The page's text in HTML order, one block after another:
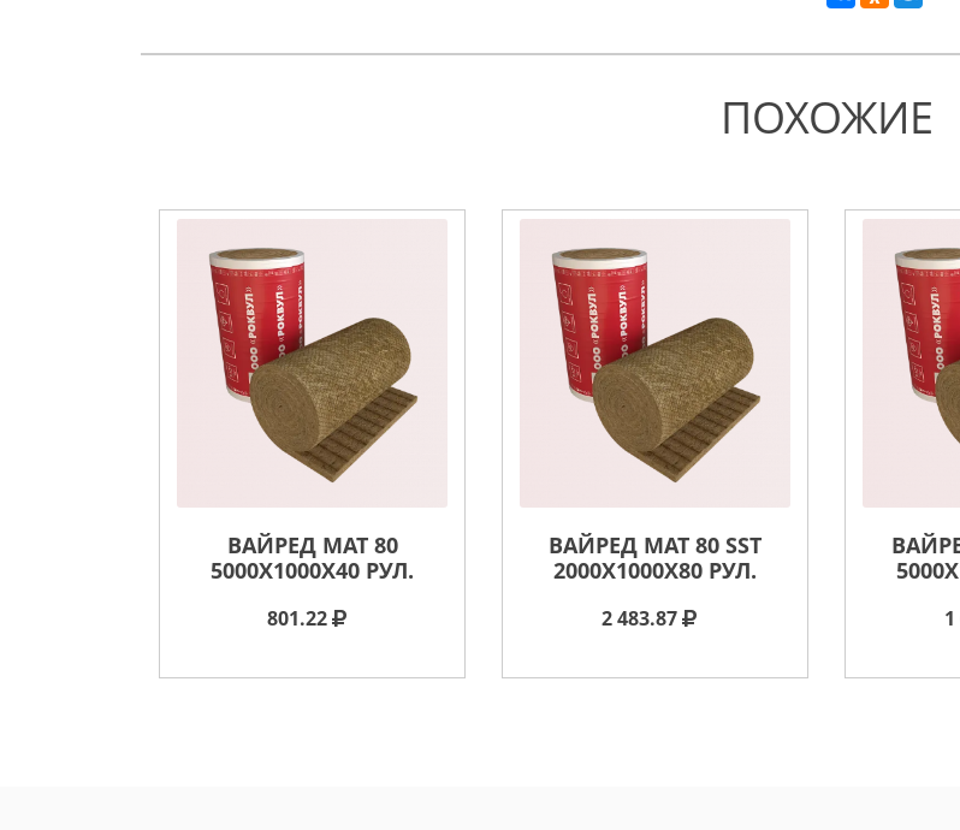
ПОХОЖИЕ
ВАЙРЕД МАТ 80
5000X1000X40 РУЛ.
801.22
ВАЙРЕД МАТ 80 SST
2000X1000X80 РУЛ.
2 483.87